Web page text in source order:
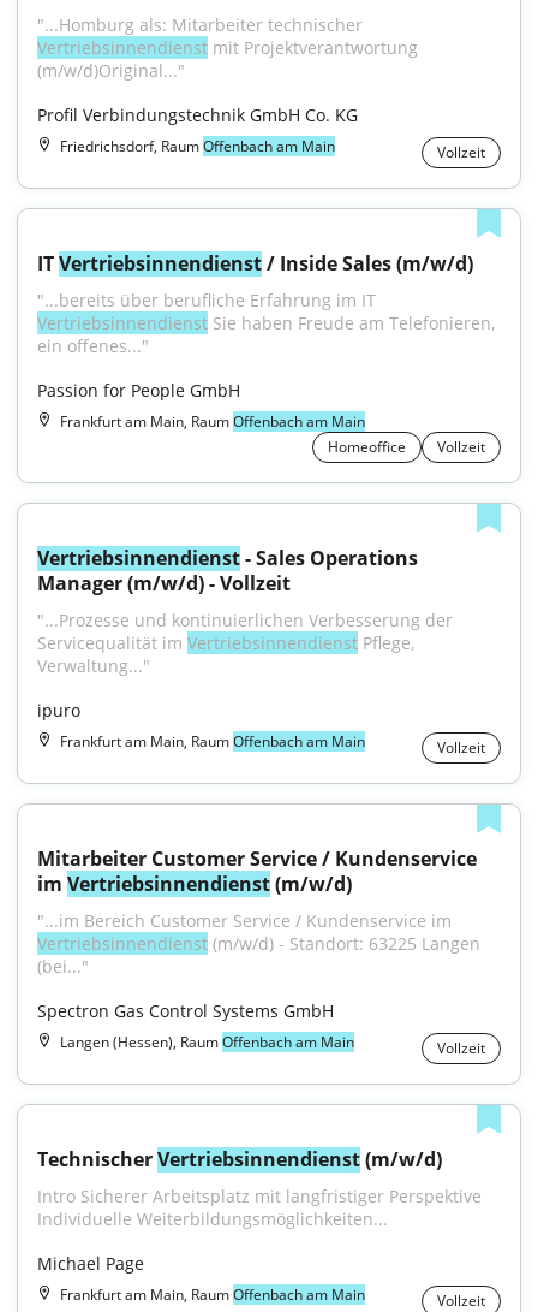
Vertriebsinnendienst mit Projektverantwortung
(m/w/d)Original..."
Profil Verbindungstechnik GmbH Co. KG
Friedrichsdorf, RaumOffenbach am Main Vollzeit
IT Vertriebsinnendienst / Inside Sales (m/w/d)
Vertriebsinnendienst Sie haben Freude am Telefonieren,
ein offenes..."
Passion for People GmbH
Frankfurt am Main, RaumOffenbach am Main
Homeoffice
Vollzeit
Vertriebsinnendienst - Sales Operations
Manager (m/w/d) - Vollzeit
"...Prozesse und kontinuierlichen Verbesserung der
Servicequalität im Vertriebsinnendienst Pflege,
Verwaltung..."
ipuro
Frankfurt am Main, RaumOffenbach am Main Vollzeit
Mitarbeiter Customer Service / Kundenservice
im Vertriebsinnendienst (m/w/d)
Vertriebsinnendienst (m/w/d) - Standort: 63225 Langen
(bei..."
Spectron Gas Control Systems GmbH
Langen (Hessen), RaumOffenbach am Main Vollzeit
Technischer Vertriebsinnendienst (m/w/d)
Intro Sicherer Arbeitsplatz mit langfristiger Perspektive
Individuelle Weiterbildungsmöglichkeiten...
Michael Page
Frankfurt am Main, RaumOffenbach am Main Vollzeit